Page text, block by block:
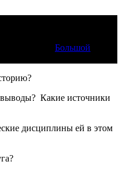
Большой
Какие источники
дисциплины ей в этом